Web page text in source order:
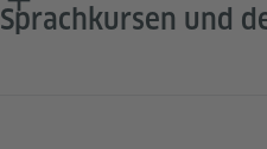
Sprachkursen und